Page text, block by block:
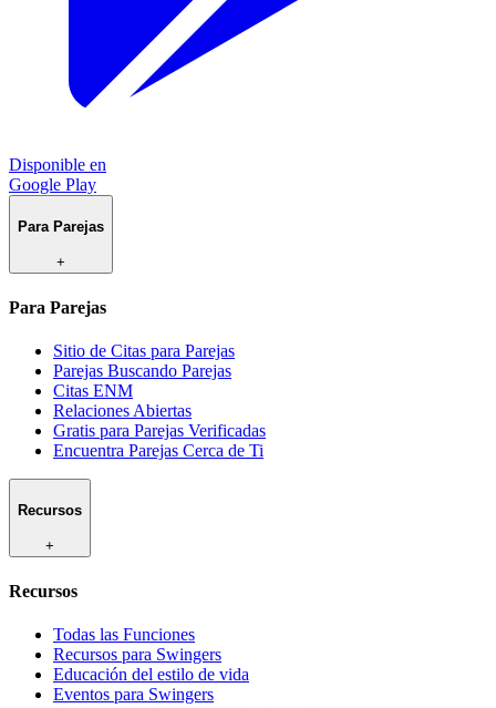
Disponible en
Google Play
Para Parejas
+
Para Parejas
Sitio de Citas para Parejas
Parejas Buscando Parejas
Citas ENM
Relaciones Abiertas
Gratis para Parejas Verificadas
Encuentra Parejas Cerca de Ti
Recursos
+
Recursos
Todas las Funciones
Recursos para Swingers
Educación del estilo de vida
Eventos para Swingers